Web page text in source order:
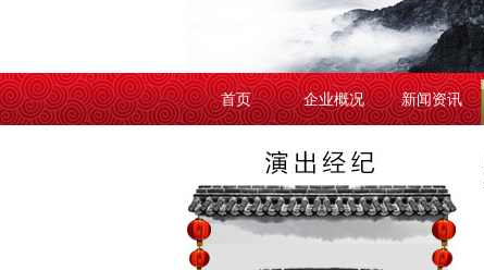
首页 企业概况 新闻资讯